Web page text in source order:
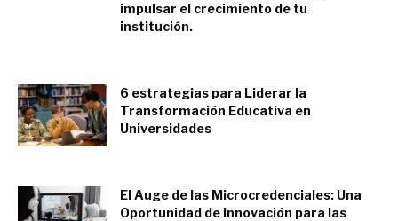
impulsar el crecimiento de tu
institución.
6 estrategias para Liderar la
Transformación Educativa en
Universidades
El Auge de las Microcredenciales: Una
Oportunidad de Innovación para las